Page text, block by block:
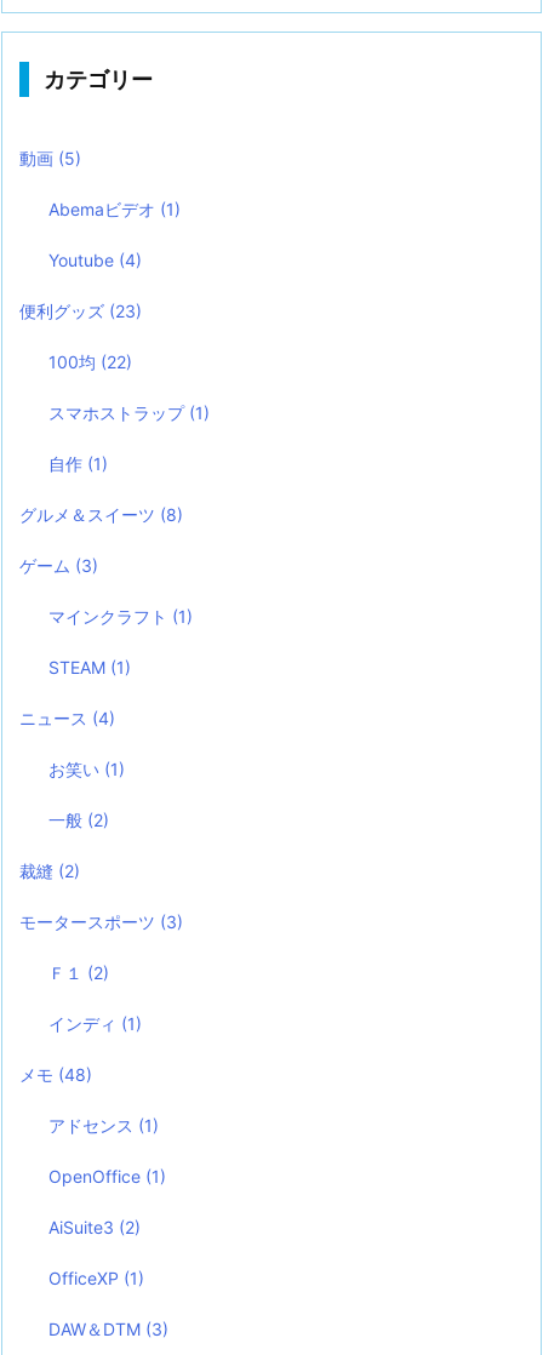
カテゴリー
動画 (5)
Abemaビデオ (1)
Youtube (4)
便利グッズ (23)
100均 (22)
スマホストラップ (1)
自作 (1)
グルメ＆スイーツ (8)
ゲーム (3)
マインクラフト (1)
STEAM (1)
ニュース (4)
お笑い (1)
一般 (2)
裁縫 (2)
モータースポーツ (3)
Ｆ１ (2)
インディ (1)
メモ (48)
アドセンス (1)
OpenOffice (1)
AiSuite3 (2)
OfficeXP (1)
DAW＆DTM (3)